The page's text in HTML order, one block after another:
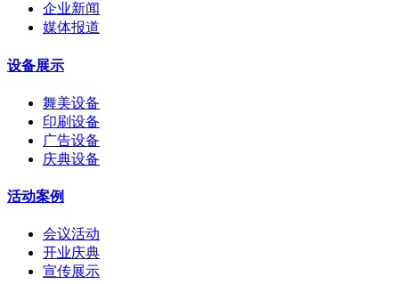
企业新闻
媒体报道
设备展示
舞美设备
印刷设备
广告设备
庆典设备
活动案例
会议活动
开业庆典
宣传展示